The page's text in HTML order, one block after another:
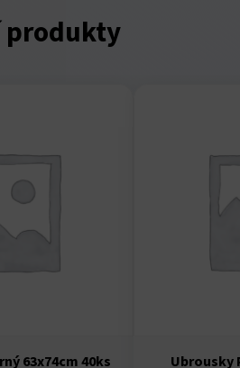
produkty
63x74cm 40ks
Ubrousky